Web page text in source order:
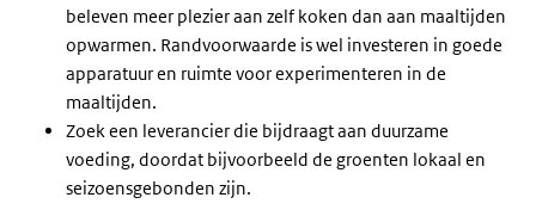
beleven meer plezier aan zelf koken dan aan maaltijden
opwarmen. Randvoorwaarde is wel investeren in goede
apparatuur en ruimte voor experimenteren in de
maaltijden.
Zoek een leverancier die bijdraagt aan duurzame
voeding, doordat bijvoorbeeld de groenten lokaal en
seizoensgebonden zijn.